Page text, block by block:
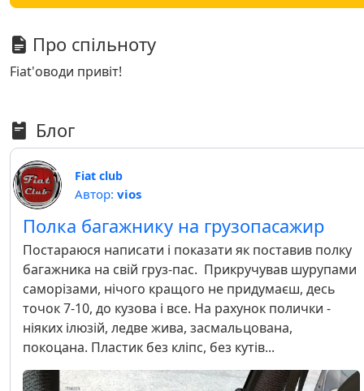
Про спільноту
Fiat'оводи привіт!
Блог
Fiat club
Автор: vios
Полка багажнику на грузопасажир
Постараюся написати і показати як поставив полку
багажника на свій груз-пас. Прикручував шурупами
саморізами, нічого кращого не придумаєш, десь
точок 7-10, до кузова і все. На рахунок полички -
ніяких ілюзій, ледве жива, засмальцована,
покоцана. Пластик без кліпс, без кутів...